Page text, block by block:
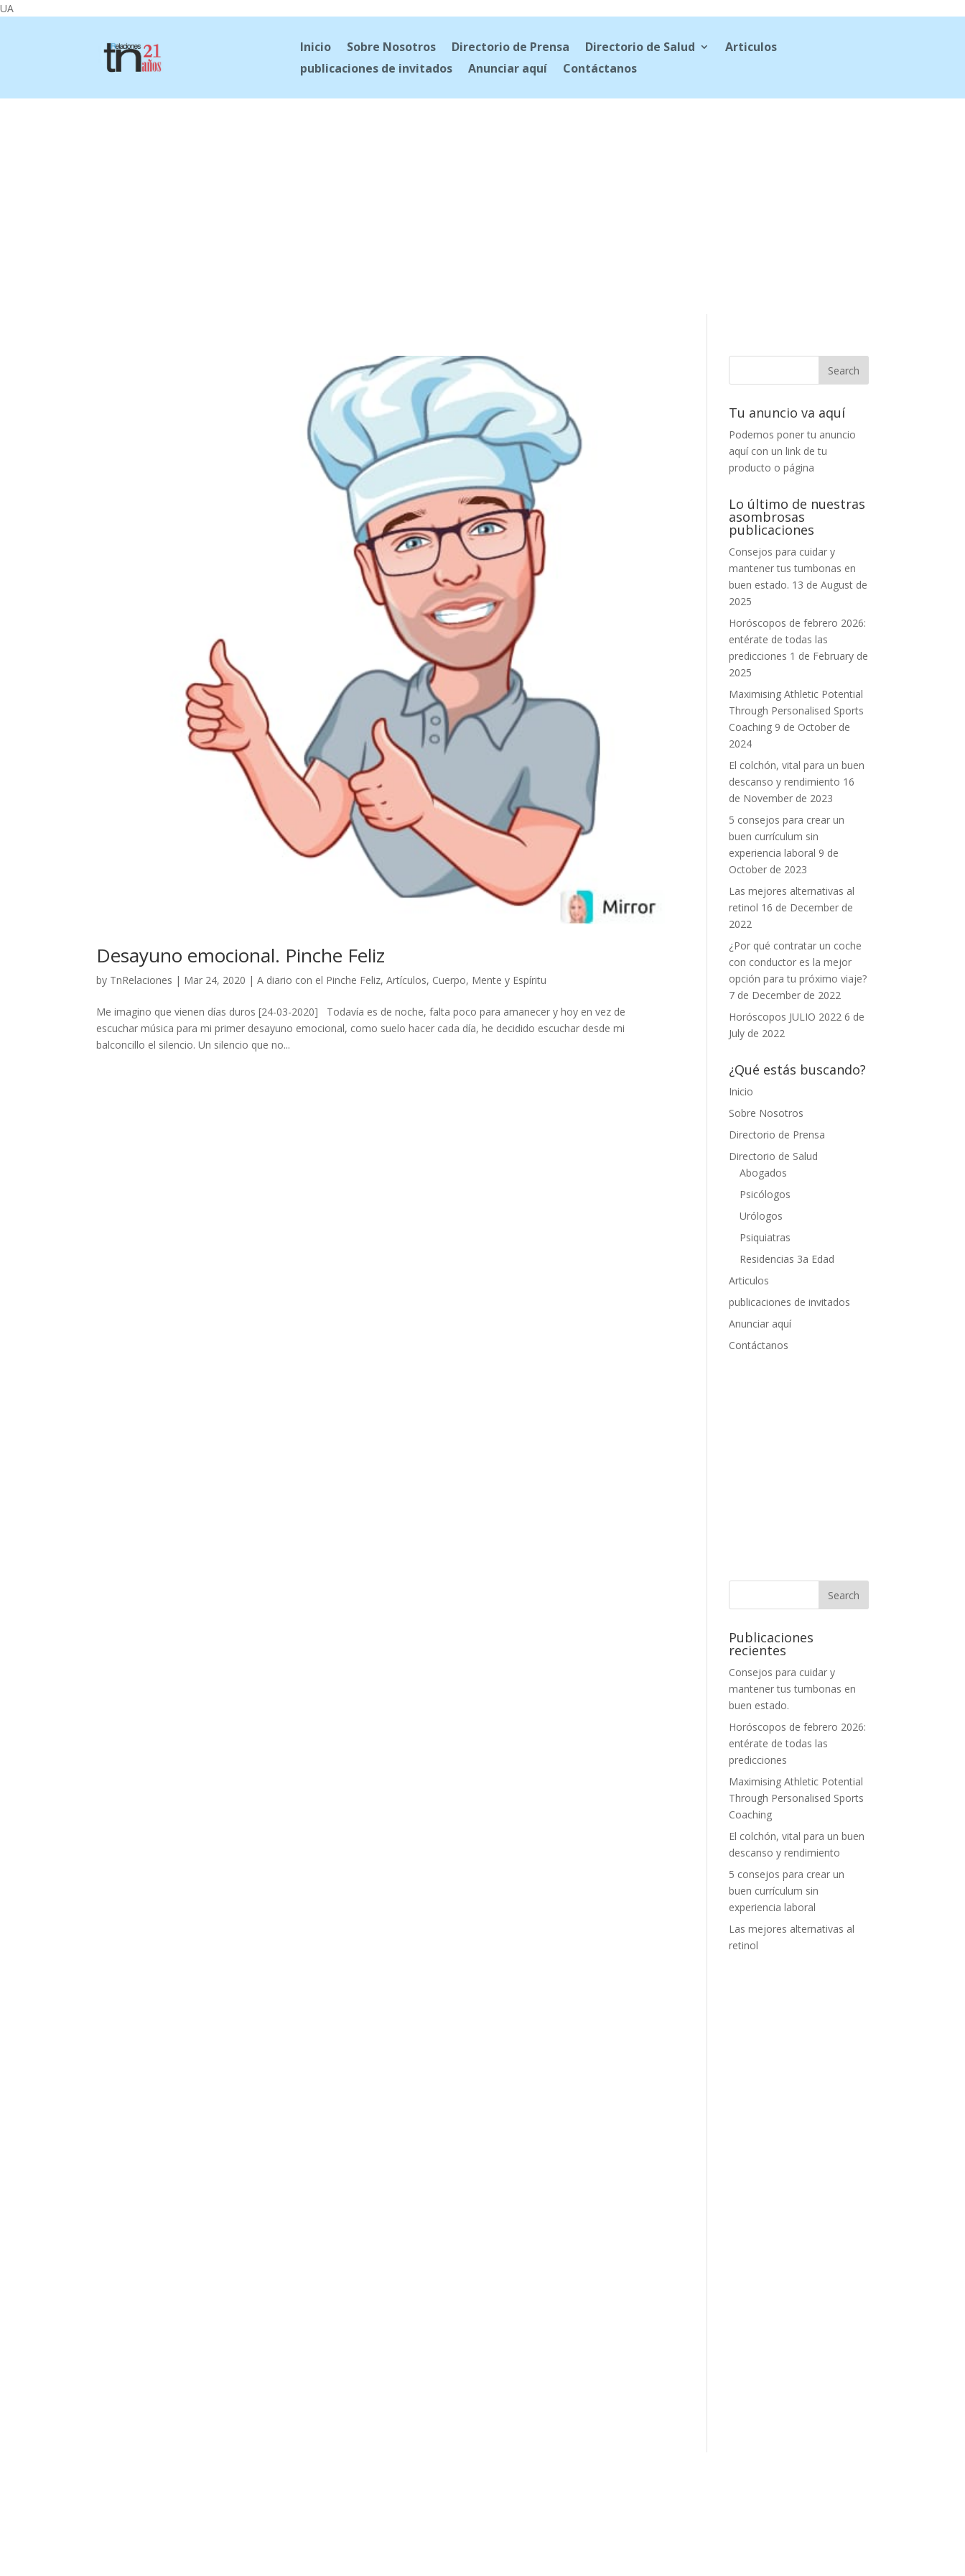
UA
Inicio Sobre Nosotros Directorio de Prensa Directorio de Salud
Articulos
publicaciones de invitados
Anunciar aquí Contáctanos
Desayuno emocional. Pinche Feliz
by TnRelaciones | Mar 24, 2020 |A diario con el Pinche Feliz,Artículos, Cuerpo, Mente y Espíritu
Me imagino que vienen días duros [24-03-2020] Todavía es de noche, falta poco para amanecer y hoy en vez de
escuchar música para mi primer desayuno emocional, como suelo hacer cada día, he decidido escuchar desde mi
balconcillo el silencio. Un silencio que no...
Tu anuncio va aquí
Podemos poner tu anuncio
aquí con un link de tu
producto o página
Lo último de nuestras
asombrosas
publicaciones
Consejos para cuidar y
mantener tus tumbonas en
buen estado. 13 de August de
2025
Horóscopos de febrero 2026:
entérate de todas las
predicciones 1 de February de
2025
Maximising Athletic Potential
Through Personalised Sports
Coaching 9 de October de
2024
El colchón, vital para un buen
descanso y rendimiento 16
de November de 2023
5 consejos para crear un
buen currículum sin
experiencia laboral 9 de
October de 2023
Las mejores alternativas al
retinol 16 de December de
2022
¿Por qué contratar un coche
con conductor es la mejor
opción para tu próximo viaje?
7 de December de 2022
Horóscopos JULIO 2022 6 de
July de 2022
¿Qué estás buscando?
Inicio
Sobre Nosotros
Directorio de Prensa
Directorio de Salud
Abogados
Psicólogos
Urólogos
Psiquiatras
Residencias 3a Edad
Articulos
publicaciones de invitados
Anunciar aquí
Contáctanos
Publicaciones
recientes
Consejos para cuidar y
mantener tus tumbonas en
buen estado.
Horóscopos de febrero 2026:
entérate de todas las
predicciones
Maximising Athletic Potential
Through Personalised Sports
Coaching
El colchón, vital para un buen
descanso y rendimiento
5 consejos para crear un
buen currículum sin
experiencia laboral
Las mejores alternativas al
retinol